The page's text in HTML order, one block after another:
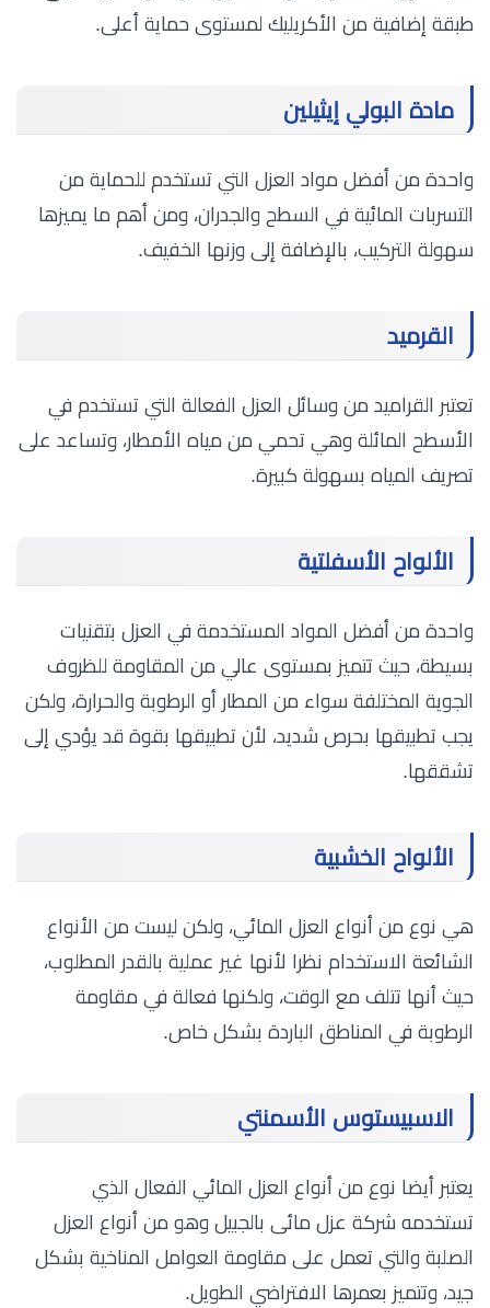
طبقة إضافية من الأكريليك لمستوى حماية أعلى.
مادة البولي إيثيلين
واحدة من أفضل مواد العزل التي تستخدم للحماية من
التسربات المائية في السطح والجدران، ومن أهم ما يميزها
سهولة التركيب، بالإضافة إلى وزنها الخفيف.
القرميد
تعتبر القراميد من وسائل العزل الفعالة التي تستخدم في
الأسطح المائلة وهي تحمي من مياه الأمطار، وتساعد على
تصريف المياه بسهولة كبيرة.
الألواح الأسفلتية
واحدة من أفضل المواد المستخدمة في العزل بتقنيات
بسيطة، حيث تتميز بمستوى عالي من المقاومة للظروف
الجوية المختلفة سواء من المطار أو الرطوبة والحرارة، ولكن
يجب تطبيقها بحرص شديد، لأن تطبيقها بقوة قد يؤدي إلى
تشققها.
الألواح الخشبية
هي نوع من أنواع العزل المائي، ولكن ليست من الأنواع
الشائعة الاستخدام نظرا لأنها غير عملية بالقدر المطلوب،
حيث أنها تتلف مع الوقت، ولكنها فعالة في مقاومة
الرطوبة في المناطق الباردة بشكل خاص.
الاسبيستوس الأسمنتي
يعتبر أيضا نوع من أنواع العزل المائي الفعال الذي
تستخدمه شركة عزل مائى بالجبيل وهو من أنواع العزل
الصلبة والتي تعمل على مقاومة العوامل المناخية بشكل
جيد، وتتميز بعمرها الافتراضي الطويل.